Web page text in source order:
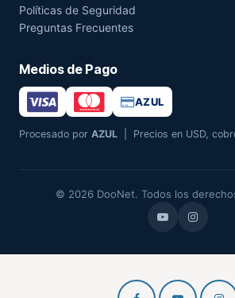
Políticas de Seguridad
Preguntas Frecuentes
Medios de Pago
AZUL
Procesado por AZUL | Precios en USD,
© 2026 DooNet. Todos los